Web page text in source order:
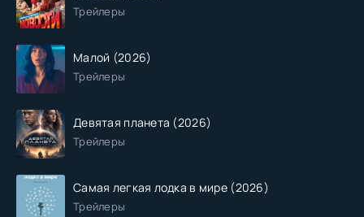
Трейлеры
Малой (2026)
Трейлеры
Девятая планета (2026)
Трейлеры
Самая легкая лодка в мире (2026)
Трейлеры